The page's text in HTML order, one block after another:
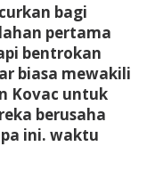
bagi
pertama
bentrokan
biasa mewakili
Kovac untuk
berusaha
ini. waktu